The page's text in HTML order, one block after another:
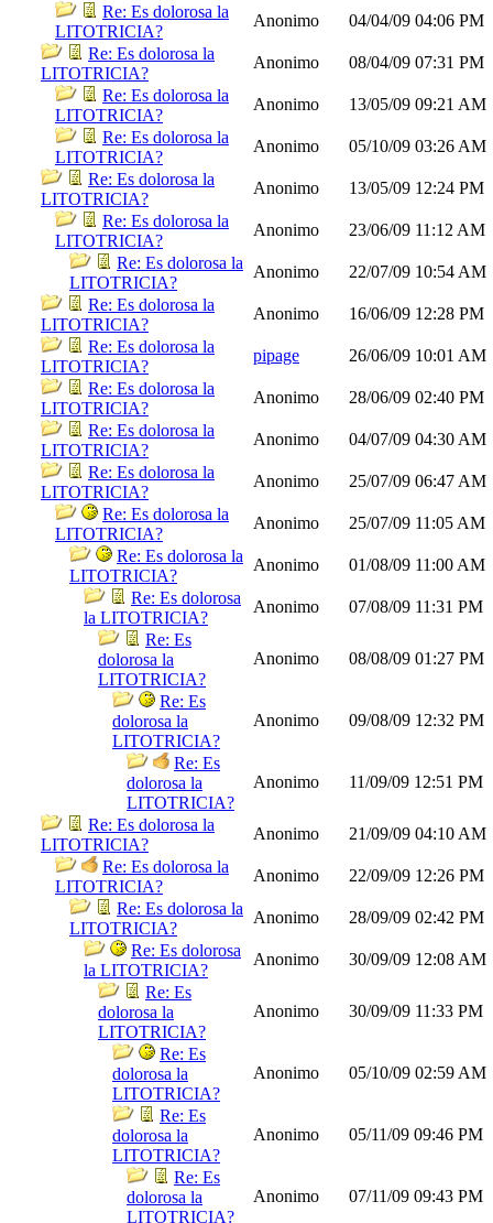
Re: Es dolorosa la
LITOTRICIA?
Anonimo 04/04/09 04:06 PM
Re: Es dolorosa la
LITOTRICIA?
Anonimo 08/04/09 07:31 PM
Re: Es dolorosa la
LITOTRICIA?
Anonimo 13/05/09 09:21 AM
Re: Es dolorosa la
LITOTRICIA?
Anonimo 05/10/09 03:26 AM
Re: Es dolorosa la
LITOTRICIA?
Anonimo 13/05/09 12:24 PM
Re: Es dolorosa la
LITOTRICIA?
Anonimo 23/06/09 11:12 AM
Re: Es dolorosa la
LITOTRICIA?
Anonimo 22/07/09 10:54 AM
Re: Es dolorosa la
LITOTRICIA?
Anonimo 16/06/09 12:28 PM
Re: Es dolorosa la
LITOTRICIA?
pipage 26/06/09 10:01 AM
Re: Es dolorosa la
LITOTRICIA?
Anonimo 28/06/09 02:40 PM
Re: Es dolorosa la
LITOTRICIA?
Anonimo 04/07/09 04:30 AM
Re: Es dolorosa la
LITOTRICIA?
Anonimo 25/07/09 06:47 AM
Re: Es dolorosa la
LITOTRICIA?
Anonimo 25/07/09 11:05 AM
Re: Es dolorosa la
LITOTRICIA?
Anonimo 01/08/09 11:00 AM
Re: Es dolorosa
la LITOTRICIA?
Anonimo 07/08/09 11:31 PM
Re: Es
dolorosa la
LITOTRICIA?
Anonimo 08/08/09 01:27 PM
Re: Es
dolorosa la
LITOTRICIA?
Anonimo 09/08/09 12:32 PM
Re: Es
dolorosa la
LITOTRICIA?
Anonimo 11/09/09 12:51 PM
Re: Es dolorosa la
LITOTRICIA?
Anonimo 21/09/09 04:10 AM
Re: Es dolorosa la
LITOTRICIA?
Anonimo 22/09/09 12:26 PM
Re: Es dolorosa la
LITOTRICIA?
Anonimo 28/09/09 02:42 PM
Re: Es dolorosa
la LITOTRICIA?
Anonimo 30/09/09 12:08 AM
Re: Es
dolorosa la
LITOTRICIA?
Anonimo 30/09/09 11:33 PM
Re: Es
dolorosa la
LITOTRICIA?
Anonimo 05/10/09 02:59 AM
Re: Es
dolorosa la
LITOTRICIA?
Anonimo 05/11/09 09:46 PM
Re: Es
dolorosa la
LITOTRICIA?
Anonimo 07/11/09 09:43 PM